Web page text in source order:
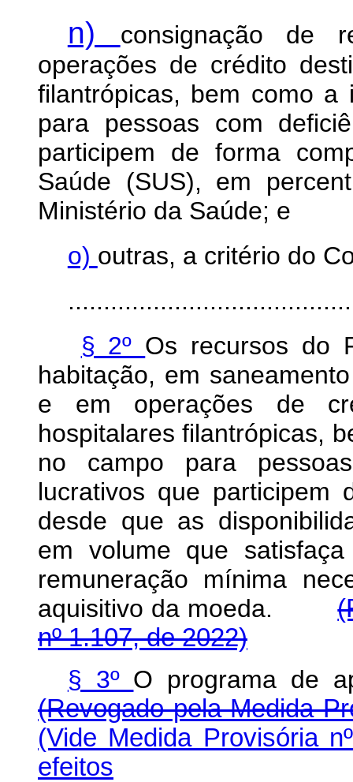
n)
consignação de
operações de crédito
filantrópicas, bem como a
para pessoas com
participem de forma
Saúde (SUS), em
Ministério da Saúde; e
o) outras, a critério do
§ 2º Os recursos do
habitação, em
e em operações de
hospitalares filantrópicas,
no campo para
lucrativos que participem
desde que as
em volume que
remuneração mínima
aquisitivo da moeda.
nº 1.107, de 2022)
§ 3º O programa
(Revogado pela Medida
(Vide Medida Provisória
efeitos